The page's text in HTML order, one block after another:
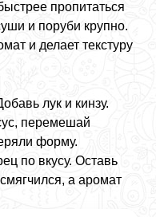
пропитаться
и поруби крупно.
и делает текстуру
лук и кинзу.
перемешай
форму.
по вкусу. Оставь
а аромат